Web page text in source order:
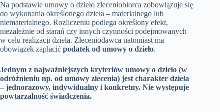
Na podstawie umowy o dzieło zleceniobiorca zobowiązuje się
do wykonania określonego dzieła – materialnego lub
niematerialnego. Rozliczeniu podlega określony efekt,
niezależnie od starań czy innych czynności podejmowanych
w celu realizacji dzieła. Zleceniodawca natomiast ma
obowiązek zapłacić podatek od umowy o dzieło.
Jednym z najważniejszych kryteriów umowy o dzieło (w
odróżnieniu np. od umowy zlecenia) jest charakter dzieła
– jednorazowy, indywidualny i konkretny. Nie występuje
powtarzalność świadczenia.